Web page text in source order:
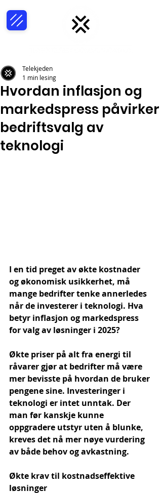
Hvordan inflasjon og
markedspress påvirker
bedriftsvalg av
teknologi
Telekjeden
1 min lesing
I en tid preget av økte kostnader
og økonomisk usikkerhet, må
mange bedrifter tenke annerledes
når de investerer i teknologi. Hva
betyr inflasjon og markedspress
for valg av løsninger i 2025?
Økte priser på alt fra energi til
råvarer gjør at bedrifter må være
mer bevisste på hvordan de bruker
pengene sine. Investeringer i
teknologi er intet unntak. Der
man før kanskje kunne
oppgradere utstyr uten å blunke,
kreves det nå mer nøye vurdering
av både behov og avkastning.
Økte krav til kostnadseffektive
løsninger